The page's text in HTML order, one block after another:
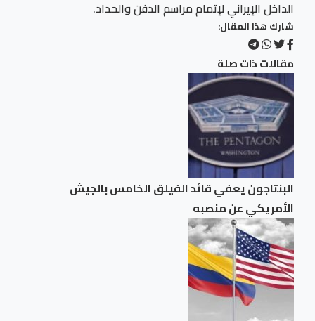
الداخل الإيراني لإتمام مراسم الدفن والحداد.
شارك هذا المقال:
مقالات ذات صلة
البنتاجون يعفي قائد الفيلق الخامس بالجيش
الأمريكي عن منصبه